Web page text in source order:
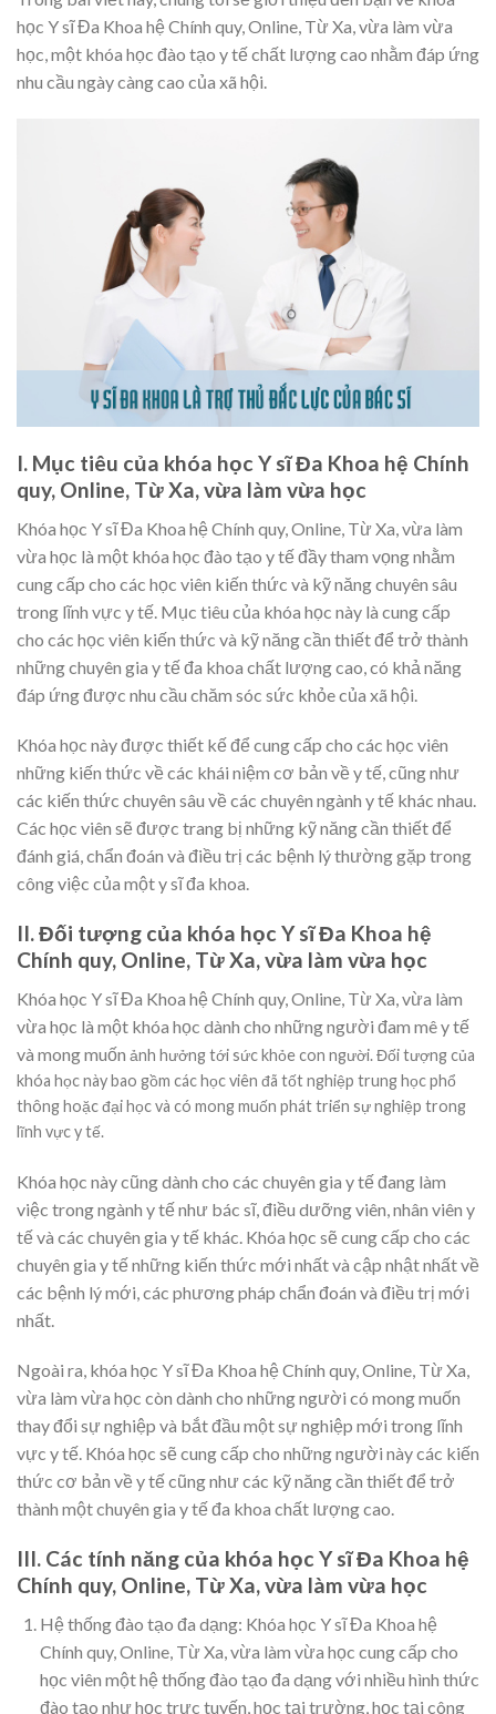
học Y sĩ Đa Khoa hệ Chính quy, Online, Từ Xa, vừa làm vừa
học, một khóa học đào tạo y tế chất lượng cao nhằm đáp ứng
nhu cầu ngày càng cao của xã hội.
I. Mục tiêu của khóa học Y sĩ Đa Khoa hệ Chính
quy, Online, Từ Xa, vừa làm vừa học
Khóa học Y sĩ Đa Khoa hệ Chính quy, Online, Từ Xa, vừa làm
vừa học là một khóa học đào tạo y tế đầy tham vọng nhằm
cung cấp cho các học viên kiến thức và kỹ năng chuyên sâu
trong lĩnh vực y tế. Mục tiêu của khóa học này là cung cấp
cho các học viên kiến thức và kỹ năng cần thiết để trở thành
những chuyên gia y tế đa khoa chất lượng cao, có khả năng
đáp ứng được nhu cầu chăm sóc sức khỏe của xã hội.
Khóa học này được thiết kế để cung cấp cho các học viên
những kiến thức về các khái niệm cơ bản về y tế, cũng như
các kiến thức chuyên sâu về các chuyên ngành y tế khác nhau.
Các học viên sẽ được trang bị những kỹ năng cần thiết để
đánh giá, chẩn đoán và điều trị các bệnh lý thường gặp trong
công việc của một y sĩ đa khoa.
II. Đối tượng của khóa học Y sĩ Đa Khoa hệ
Chính quy, Online, Từ Xa, vừa làm vừa học
Khóa học Y sĩ Đa Khoa hệ Chính quy, Online, Từ Xa, vừa làm
vừa học là một khóa học dành cho những người đam mê y tế
và mong muốn ảnh hưởng tới sức khỏe con người. Đối tượng của
khóa học này bao gồm các học viên đã tốt nghiệp trung học phổ
thông hoặc đại học và có mong muốn phát triển sự nghiệp trong
lĩnh vực y tế.
Khóa học này cũng dành cho các chuyên gia y tế đang làm
việc trong ngành y tế như bác sĩ, điều dưỡng viên, nhân viên y
tế và các chuyên gia y tế khác. Khóa học sẽ cung cấp cho các
chuyên gia y tế những kiến thức mới nhất và cập nhật nhất về
các bệnh lý mới, các phương pháp chẩn đoán và điều trị mới
nhất.
Ngoài ra, khóa học Y sĩ Đa Khoa hệ Chính quy, Online, Từ Xa,
vừa làm vừa học còn dành cho những người có mong muốn
thay đổi sự nghiệp và bắt đầu một sự nghiệp mới trong lĩnh
vực y tế. Khóa học sẽ cung cấp cho những người này các kiến
thức cơ bản về y tế cũng như các kỹ năng cần thiết để trở
thành một chuyên gia y tế đa khoa chất lượng cao.
III. Các tính năng của khóa học Y sĩ Đa Khoa hệ
Chính quy, Online, Từ Xa, vừa làm vừa học
Hệ thống đào tạo đa dạng: Khóa học Y sĩ Đa Khoa hệ
Chính quy, Online, Từ Xa, vừa làm vừa học cung cấp cho
học viên một hệ thống đào tạo đa dạng với nhiều hình thức
đào tạo như học trực tuyến, học tại trường, học tại công